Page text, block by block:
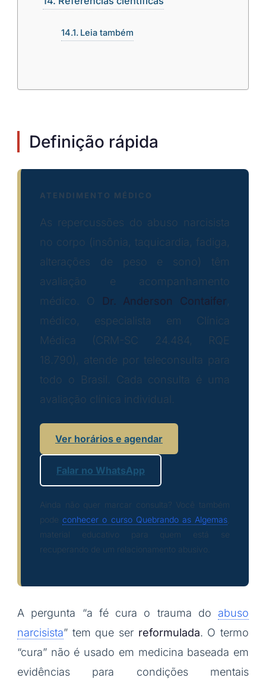
Leia também
Definição rápida
ATENDIMENTO MÉDICO
As repercussões do abuso narcisista
no corpo (insônia, taquicardia, fadiga,
alterações de peso e sono) têm
avaliação e acompanhamento
médico. O
Dr. Anderson Contaifer,
médico, especialista em Clínica
Médica (CRM-SC 24.484, RQE
18.790), atende por teleconsulta para
todo o Brasil. Cada consulta é uma
avaliação clínica individual.
Ver horários e agendar
Falar no WhatsApp
Ainda não quer marcar consulta? Você também
podeconhecer o curso Quebrando as Algemas
material educativo para quem está se
recuperando de um relacionamento abusivo.
A pergunta “a fé cura o trauma do abuso
narcisista” tem que ser reformulada. O termo
“cura” não é usado em medicina baseada em
evidências para condições mentais